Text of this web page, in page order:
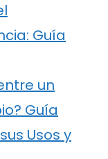
Guía
un
Guía
Usos y